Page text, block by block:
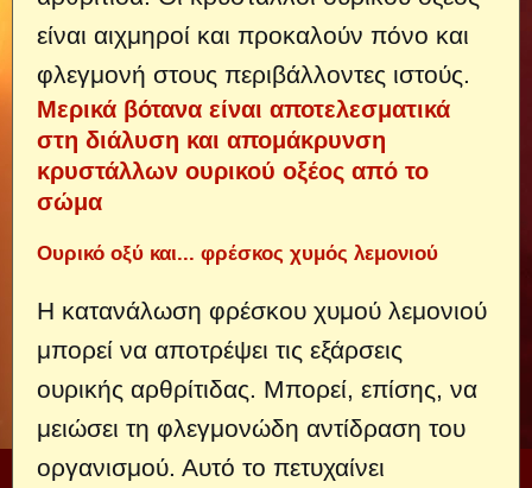
είναι αιχμηροί και προκαλούν πόνο και
φλεγμονή στους περιβάλλοντες ιστούς.
Μερικά βότανα είναι αποτελεσματικά
στη διάλυση και απομάκρυνση
κρυστάλλων ουρικού οξέος από το
σώμα
Ουρικό οξύ και... φρέσκος χυμός λεμονιού
Η κατανάλωση φρέσκου χυμού λεμονιού
μπορεί να αποτρέψει τις εξάρσεις
ουρικής αρθρίτιδας. Μπορεί, επίσης, να
μειώσει τη φλεγμονώδη αντίδραση του
οργανισμού. Αυτό το πετυχαίνει